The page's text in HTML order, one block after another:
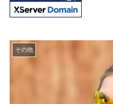
その他